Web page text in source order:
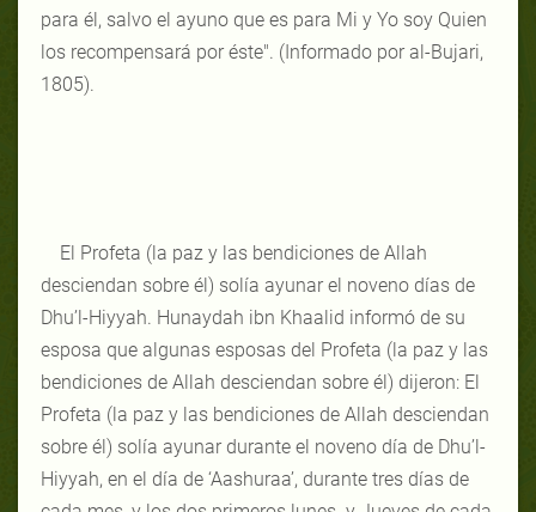
para él, salvo el ayuno que es para Mi y Yo soy Quien
los recompensará por éste". (Informado por al-Bujari,
1805).
El Profeta (la paz y las bendiciones de Allah
desciendan sobre él) solía ayunar el noveno días de
Dhu’l-Hiyyah. Hunaydah ibn Khaalid informó de su
esposa que algunas esposas del Profeta (la paz y las
bendiciones de Allah desciendan sobre él) dijeron: El
Profeta (la paz y las bendiciones de Allah desciendan
sobre él) solía ayunar durante el noveno día de Dhu’l-
Hiyyah, en el día de ‘Aashuraa’, durante tres días de